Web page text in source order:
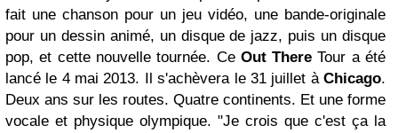
fait une chanson pour un jeu vidéo, une bande-originale
pour un dessin animé, un disque de jazz, puis un disque
pop, et cette nouvelle tournée. Ce Out There Tour a été
lancé le 4 mai 2013. Il s'achèvera le 31 juillet à Chicago.
Deux ans sur les routes. Quatre continents. Et une forme
vocale et physique olympique. "Je crois que c'est ça la